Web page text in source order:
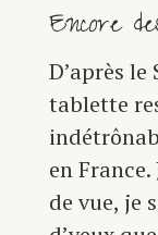
Encore
D’après
tablette
en
de vue, je